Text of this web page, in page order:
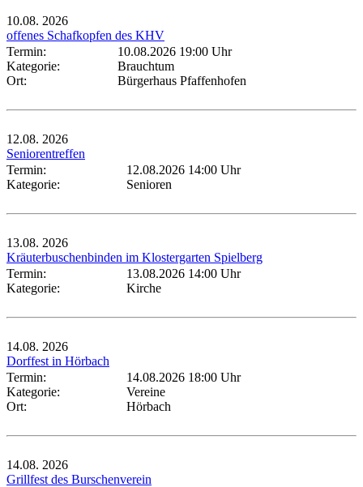
10.08. 2026
offenes Schafkopfen des KHV
Termin:
10.08.2026 19:00 Uhr
Kategorie:
Brauchtum
Ort:
Bürgerhaus Pfaffenhofen
12.08. 2026
Seniorentreffen
Termin:
12.08.2026 14:00 Uhr
Kategorie:
Senioren
13.08. 2026
Kräuterbuschenbinden im Klostergarten Spielberg
Termin:
13.08.2026 14:00 Uhr
Kategorie:
Kirche
14.08. 2026
Dorffest in Hörbach
Termin:
14.08.2026 18:00 Uhr
Kategorie:
Vereine
Ort:
Hörbach
14.08. 2026
Grillfest des Burschenverein